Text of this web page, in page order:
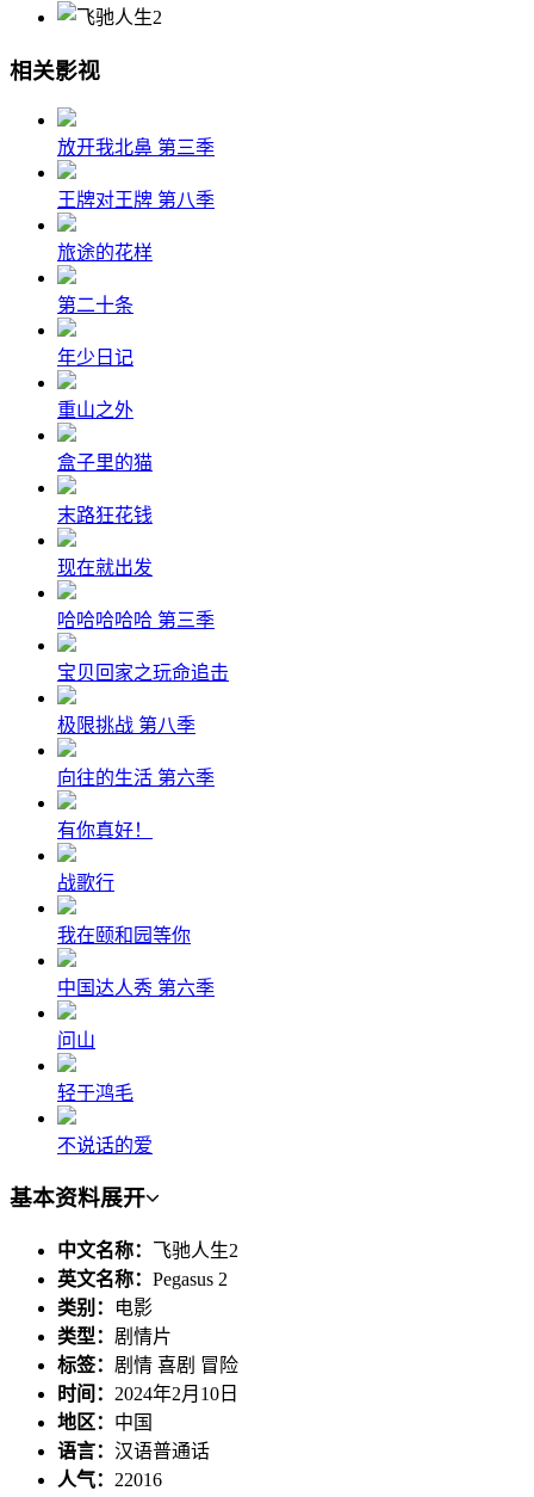
相关影视
放开我北鼻 第三季
王牌对王牌 第八季
旅途的花样
第二十条
年少日记
重山之外
盒子里的猫
末路狂花钱
现在就出发
哈哈哈哈哈 第三季
宝贝回家之玩命追击
极限挑战 第八季
向往的生活 第六季
有你真好！
战歌行
我在颐和园等你
中国达人秀 第六季
问山
轻于鸿毛
不说话的爱
基本资料展开
中文名称： 飞驰人生2
英文名称： Pegasus 2
类别：
电影
类型： 剧情片
标签： 剧情 喜剧 冒险
时间： 2024年2月10日
地区： 中国
语言： 汉语普通话
人气： 22016